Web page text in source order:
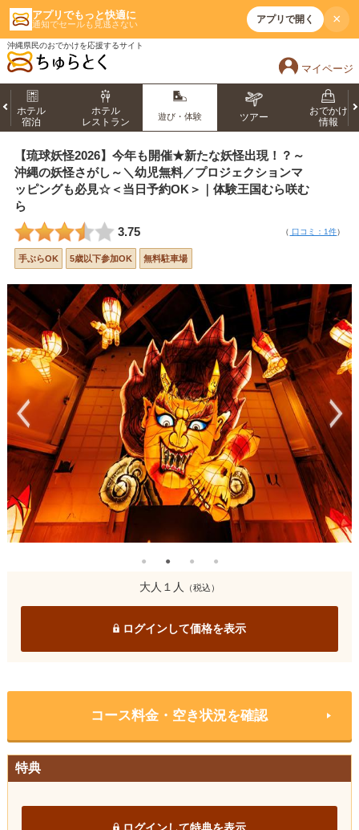
アプリでもっと快適に
通知でセールも見逃さない アプリで開く ×
沖縄県民のおでかけを応援するサイト
マイページ
ホテル
宿泊
ホテル
レストラン
遊び・体験 ツアー
おでかけ
情報
【琉球妖怪2026】今年も開催★新たな妖怪出現！？～
沖縄の妖怪さがし～＼幼児無料／プロジェクションマ
ッピングも必見☆＜当日予約OK＞｜体験王国むら咲む
ら
3.75
（ 口コミ：1件）
手ぶらOK 5歳以下参加OK 無料駐車場
大人１人 （税込）
ログインして価格を表示
コース料金・空き状況を確認
特典
ログインして特典を表示